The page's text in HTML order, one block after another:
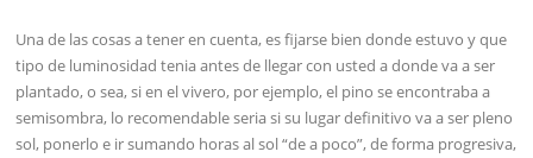
Una de las cosas a tener en cuenta, es fijarse bien donde estuvo y que
tipo de luminosidad tenia antes de llegar con usted a donde va a ser
plantado, o sea, si en el vivero, por ejemplo, el pino se encontraba a
semisombra, lo recomendable seria si su lugar definitivo va a ser pleno
sol, ponerlo e ir sumando horas al sol “de a poco”, de forma progresiva,